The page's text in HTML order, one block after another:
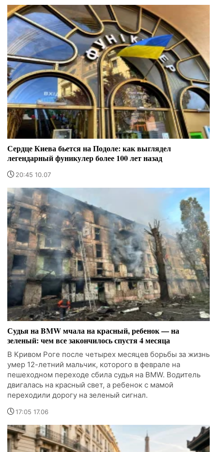
Сердце Киева бьется на Подоле: как выглядел
легендарный фуникулер более 100 лет назад
20:45 10.07
Судья на BMW мчала на красный, ребенок — на
зеленый: чем все закончилось спустя 4 месяца
В Кривом Роге после четырех месяцев борьбы за жизнь
умер 12-летний мальчик, которого в феврале на
пешеходном переходе сбила судья на BMW. Водитель
двигалась на красный свет, а ребенок с мамой
переходили дорогу на зеленый сигнал.
17:05 17.06